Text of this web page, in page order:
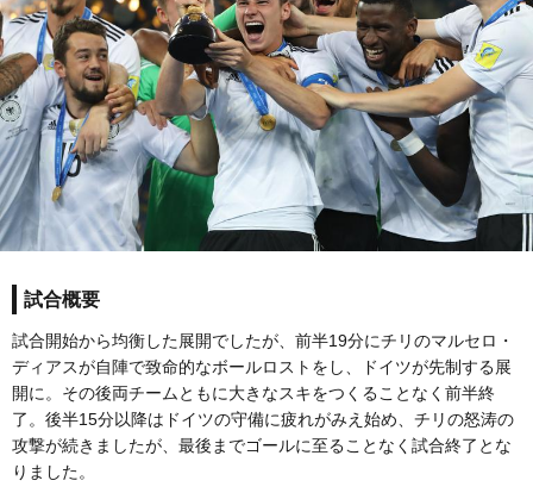
試合概要
試合開始から均衡した展開でしたが、前半19分にチリのマルセロ・
ディアスが自陣で致命的なボールロストをし、ドイツが先制する展
開に。その後両チームともに大きなスキをつくることなく前半終
了。後半15分以降はドイツの守備に疲れがみえ始め、チリの怒涛の
攻撃が続きましたが、最後までゴールに至ることなく試合終了とな
りました。